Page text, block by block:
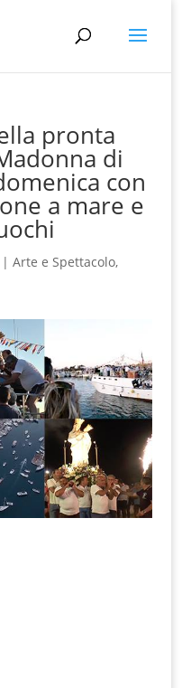
pronta
di
con
a mare e
Arte e Spettacolo,